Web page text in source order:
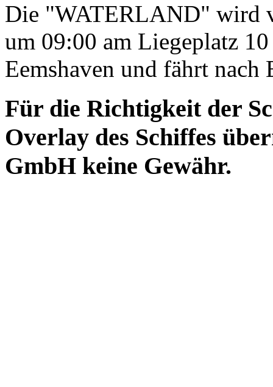
Die "WATERLAND" wird
um 09:00 am Liegeplatz
Eemshaven und fährt nach
Für die Richtigkeit der
Overlay des Schiffes
GmbH keine Gewähr.